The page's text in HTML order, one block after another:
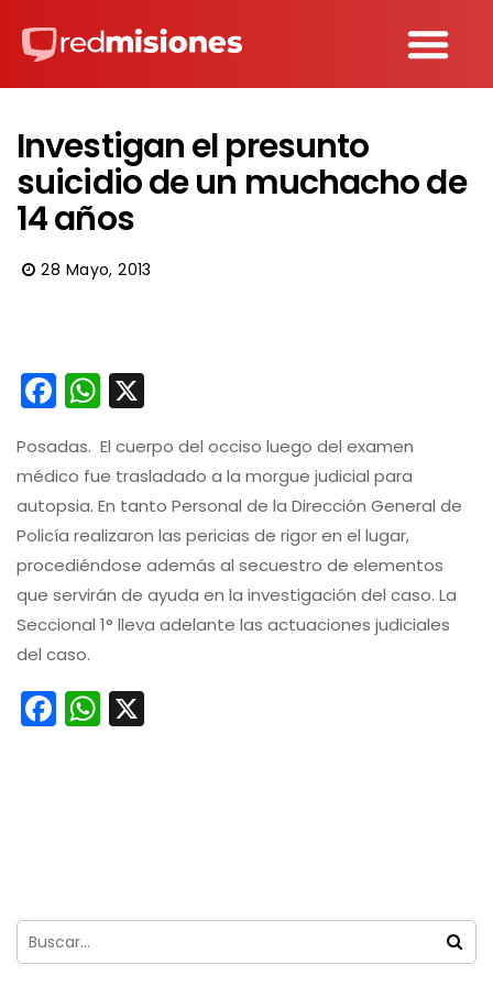
Investigan el presunto
suicidio de un muchacho de
14 años
28 Mayo, 2013
Facebook
WhatsApp
Posadas. El cuerpo del occiso luego del examen
médico fue trasladado a la morgue judicial para
autopsia. En tanto Personal de la Dirección General de
Policía realizaron las pericias de rigor en el lugar,
procediéndose además al secuestro de elementos
que servirán de ayuda en la investigación del caso. La
Seccional 1° lleva adelante las actuaciones judiciales
del caso.
Facebook
WhatsApp